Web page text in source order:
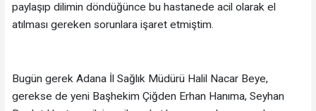
paylaşıp dilimin döndüğünce bu hastanede acil olarak el
atılması gereken sorunlara işaret etmiştim.
Bugün gerek Adana İl Sağlık Müdürü Halil Nacar Beye,
gerekse de yeni Başhekim Çiğden Erhan Hanıma, Seyhan